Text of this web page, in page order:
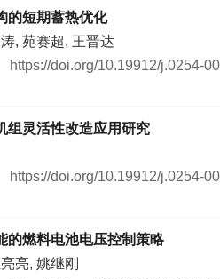
的短期蓄热优化
, 苑赛超, 王晋达
https://doi.org/10.19912/j.0254-
组灵活性改造应用研究
https://doi.org/10.19912/j.0254-
的燃料电池电压控制策略
亮, 姚继刚